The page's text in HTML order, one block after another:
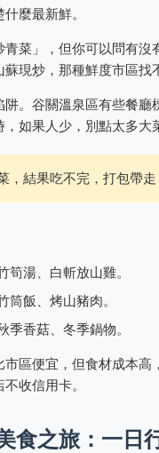
麼最新鮮。
菜」，但你可以問有
現炒，那種鮮度市區找
阱。谷關溫泉區有些餐
如果人少，別點太多大
，結果吃不完，打包帶
筍湯、白斬放山雞。
筒飯、烤山豬肉。
香菇、冬季鍋物。
區便宜，但食材成本
收信用卡。
食之旅：一日